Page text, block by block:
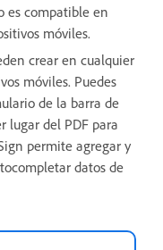
es compatible en
móviles.
crear en cualquier
móviles. Puedes
de la barra de
lugar del PDF para
permite agregar y
datos de